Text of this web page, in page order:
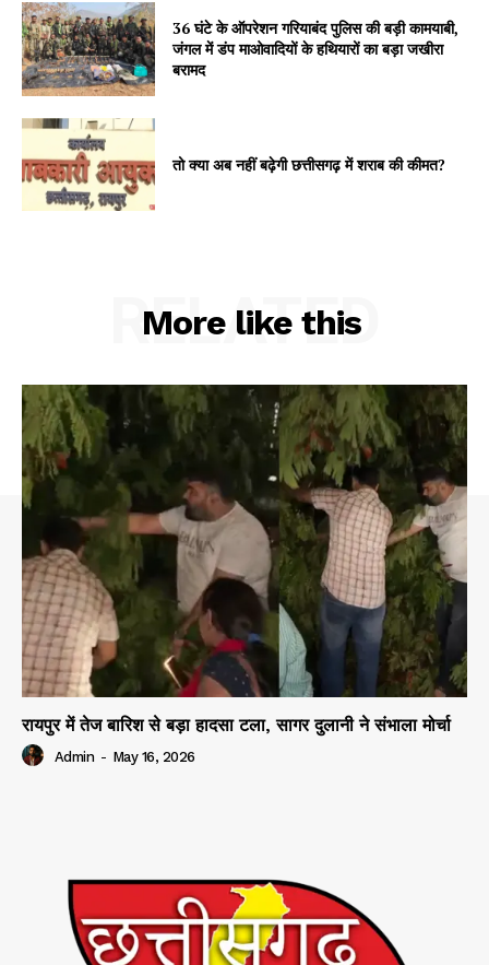
36 घंटे के ऑपरेशन गरियाबंद पुलिस की बड़ी कामयाबी,
जंगल में डंप माओवादियों के हथियारों का बड़ा जखीरा
बरामद
तो क्या अब नहीं बढ़ेगी छत्तीसगढ़ में शराब की कीमत?
More like this
RELATED
रायपुर में तेज बारिश से बड़ा हादसा टला, सागर दुलानी ने संभाला मोर्चा
Admin - May 16, 2026